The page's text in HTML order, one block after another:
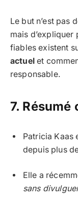
Le but n’est pas
mais
fiables existent
actuelet
responsable.
7.
Patricia Kaas
depuis plus
Elle a
sans